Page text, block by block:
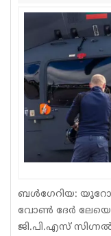
Jwala
Classifieds
Law
Gallery
ബള്‍ഗേറിയ:
വോണ്‍ ദേര്‍ ലേയെന്‍
ജി.പി.എസ്